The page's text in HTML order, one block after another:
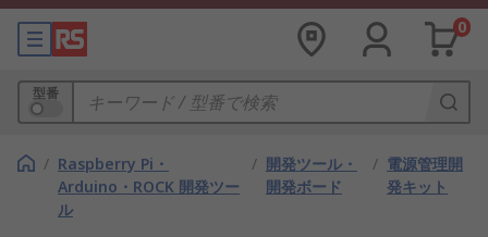
0
型番
/ Raspberry Pi・
Arduino・ROCK 開発ツー
ル
/ 開発ツール・
開発ボード
/ 電源管理開
発キット